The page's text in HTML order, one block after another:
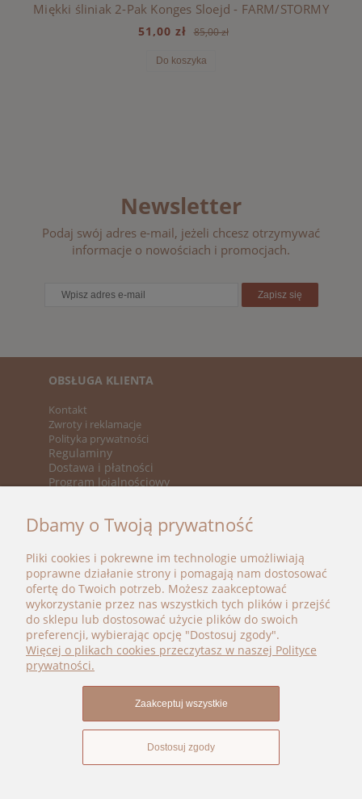
Miękki śliniak 2-Pak Konges Sloejd - FARM/STORMY
51,00 zł 85,00 zł
Do koszyka
Newsletter
Podaj swój adres e-mail, jeżeli chcesz otrzymywać
informacje o nowościach i promocjach.
Zapisz się
OBSŁUGA KLIENTA
Kontakt
Zwroty i reklamacje
Polityka prywatności
Regulaminy
Dostawa i płatności
Program lojalnościowy
Promocje
Marki
BOHO BÉBÉ
kontakt@bohobebe.pl
+48 696 696 979
Instagram
Facebook
Dbamy o Twoją prywatność
Pliki cookies i pokrewne im technologie umożliwiają
poprawne działanie strony i pomagają nam dostosować
ofertę do Twoich potrzeb. Możesz zaakceptować
wykorzystanie przez nas wszystkich tych plików i przejść
do sklepu lub dostosować użycie plików do swoich
preferencji, wybierając opcję "Dostosuj zgody".
Więcej o plikach cookies przeczytasz w naszej Polityce
prywatności.
Dostosuj zgody
Zaakceptuj wszystkie